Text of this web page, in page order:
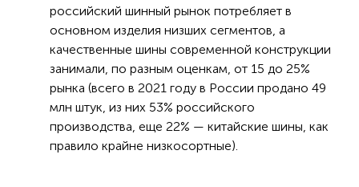
российский шинный рынок потребляет в
основном изделия низших сегментов, а
качественные шины современной конструкции
занимали, по разным оценкам, от 15 до 25%
рынка (всего в 2021 году в России продано 49
млн штук, из них 53% российского
производства, еще 22% — китайские шины, как
правило крайне низкосортные).